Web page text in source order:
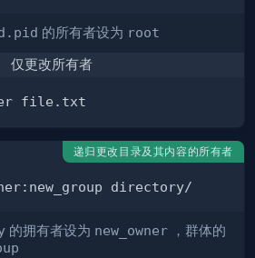
的所有者设为 root
仅更改所有者
递归更改目录及其内容的所有者
的拥有者设为 new_owner ，群体的